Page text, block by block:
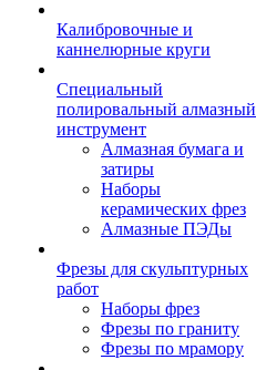
Калибровочные и
каннелюрные круги
Специальный
полировальный алмазный
инструмент
Алмазная бумага и
затиры
Наборы
керамических фрез
Алмазные ПЭДы
Фрезы для скульптурных
работ
Наборы фрез
Фрезы по граниту
Фрезы по мрамору